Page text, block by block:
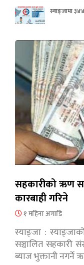
स्याङ्जामा
सहकारीको ऋण
कारबाही गरिने
१ महिना अगाडि
स्याङ्जा :
सञ्चालित सहकारी
ब्याज भुक्तानी